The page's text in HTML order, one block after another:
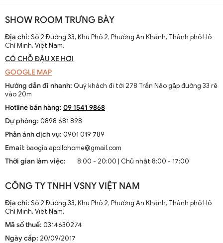
SHOW ROOM TRƯNG BÀY
Địa chỉ: Số 2 Đường 33, Khu Phố 2, Phường An Khánh, Thành phố Hồ
Chí Minh, Việt Nam.
CÓ CHỖ ĐẬU XE HƠI
GOOGLE MAP
Hướng dẫn đi nhanh: Quý khách đi tới 278 Trần Não gặp đường 33 rẽ
vào 20m
Hotline bán hàng: 09 1541 9868
Dự phòng: 0898 681 898
Phản ánh dịch vụ: 0901 019 789
Email: baogia.apollohome@gmail.com
Thời gian làm việc:
8:00 - 20:00 | Chủ nhật 8:00 - 17:00
CÔNG TY TNHH VSNY VIỆT NAM
Địa chỉ: Số 2 Đường 33, Khu Phố 2, Phường An Khánh, Thành phố Hồ
Chí Minh, Việt Nam.
Mã số thuế: 0314630274
Ngày cấp: 20/09/2017